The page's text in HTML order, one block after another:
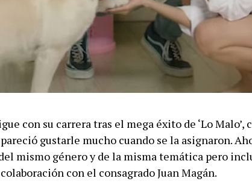
con su carrera tras el mega éxito de ‘Lo Malo’,
gustarle mucho cuando se la asignaron.
mismo género y de la misma temática pero
con el consagrado Juan Magán.